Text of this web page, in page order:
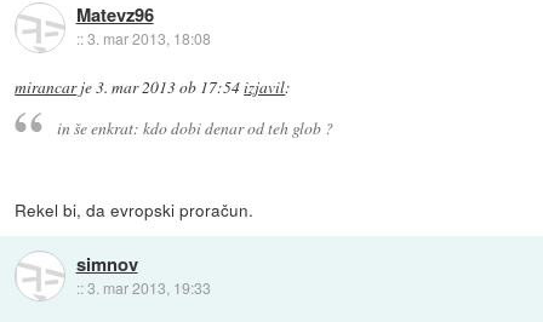
Matevz96
::3. mar 2013, 18:08
mirancarje3. mar 2013 ob 17:54izjavil:
in še enkrat: kdo dobi denar od teh glob ?
Rekel bi, da evropski proračun.
simnov
::3. mar 2013, 19:33